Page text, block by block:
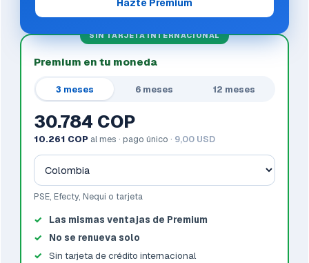
Hazte Premium
SIN TARJETA INTERNACIONAL
Premium en tu moneda
3 meses 6 meses 12 meses
30.784 COP
10.261 COP al mes · pago único · 9,00 USD
PSE, Efecty, Nequi o tarjeta
Las mismas ventajas de Premium
No se renueva solo
Sin tarjeta de crédito internacional